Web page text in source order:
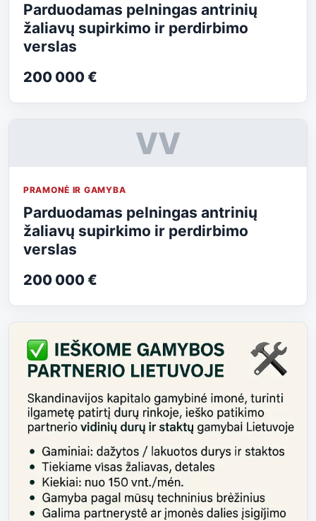
Parduodamas pelningas antrinių
žaliavų supirkimo ir perdirbimo
verslas
200 000 €
VV
PRAMONĖ IR GAMYBA
Parduodamas pelningas antrinių
žaliavų supirkimo ir perdirbimo
verslas
200 000 €